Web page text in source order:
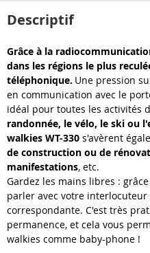
Descriptif
Grâce à la
dans les régions le plus
téléphonique. Une pression
en communication avec le
idéal pour toutes les activités
randonnée, le vélo, le ski ou
walkies WT-330 s'avèrent
de construction ou de
manifestations, etc.
Gardez les mains libres :
parler avec votre
correspondante. C'est très
permanence, et cela vous
walkies comme baby-phone !